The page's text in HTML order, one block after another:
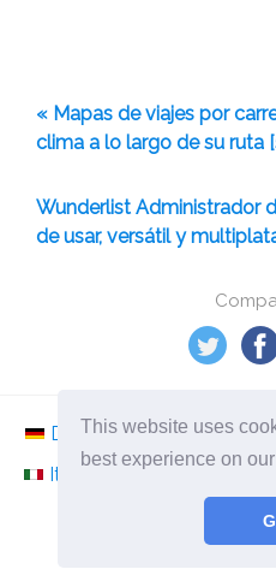
This website uses
best experience on
« Mapas de viajes por
clima a lo largo de su ruta
Wunderlist Administrador
de usar, versátil y
Deutsch
Italiano